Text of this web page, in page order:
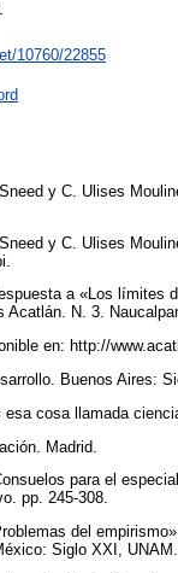
10760/22855
y C. Ulises
y C. Ulises
a «Los
Acatlán. N. 3.
en: http://
Buenos Aires:
esa cosa llamada
Madrid.
para el
pp. 245-308.
del
Siglo XXI,